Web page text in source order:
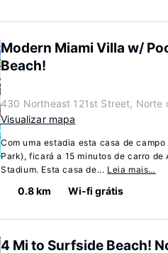
Modern Miami Villa w/
Beach!
430 Northeast 121st Street, Norte
Visualizar mapa
Com uma estadia esta casa de
Park), ficará a 15 minutos de carro de
Stadium. Esta casa de... Leia mais…
0.8 km Wi-fi grátis
4 Mi to Surfside Beach!